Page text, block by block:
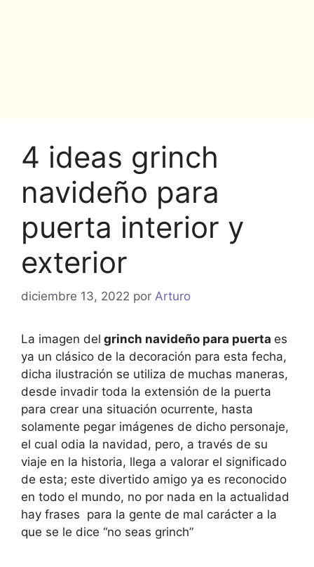
4 ideas grinch
navideño para
puerta interior y
exterior
diciembre 13, 2022 por Arturo
La imagen del grinch navideño para puerta es
ya un clásico de la decoración para esta fecha,
dicha ilustración se utiliza de muchas maneras,
desde invadir toda la extensión de la puerta
para crear una situación ocurrente, hasta
solamente pegar imágenes de dicho personaje,
el cual odia la navidad, pero, a través de su
viaje en la historia, llega a valorar el significado
de esta; este divertido amigo ya es reconocido
en todo el mundo, no por nada en la actualidad
hay frases para la gente de mal carácter a la
que se le dice “no seas grinch”